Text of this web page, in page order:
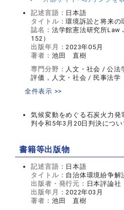
記述言語： 日本語
タイトル：環境訴訟と将来の
誌名： 法学館憲法研究所
152）
出版年月：2023年05月
著者： 池田 直樹
専門分野： 人文・社会 / 公法
評価，人文・社会 / 民事法学
全件表示 >>
気候変動をめぐる石炭火力
判令和5年3月20日判決につ
書籍等出版物
記述言語： 日本語
タイトル： 自治体環境紛争解
出版者・発行元： 日本評論社
出版年月：2022年03月
著者： 池田 直樹